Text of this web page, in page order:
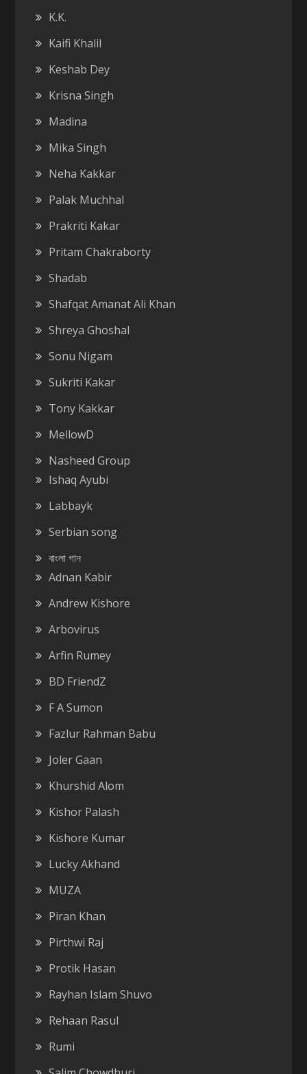
K.K.
Kaifi Khalil
Keshab Dey
Krisna Singh
Madina
Mika Singh
Neha Kakkar
Palak Muchhal
Prakriti Kakar
Pritam Chakraborty
Shadab
Shafqat Amanat Ali Khan
Shreya Ghoshal
Sonu Nigam
Sukriti Kakar
Tony Kakkar
MellowD
Nasheed Group
Ishaq Ayubi
Labbayk
Serbian song
বাংলা গান
Adnan Kabir
Andrew Kishore
Arbovirus
Arfin Rumey
BD FriendZ
F A Sumon
Fazlur Rahman Babu
Joler Gaan
Khurshid Alom
Kishor Palash
Kishore Kumar
Lucky Akhand
MUZA
Piran Khan
Pirthwi Raj
Protik Hasan
Rayhan Islam Shuvo
Rehaan Rasul
Rumi